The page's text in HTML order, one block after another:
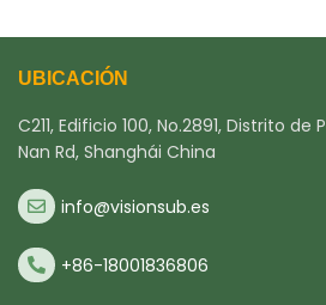
UBICACIÓN
C211, Edificio 100, No.2891, Distrito
Nan Rd, Shanghái China
info@visionsub.es
+86-18001836806